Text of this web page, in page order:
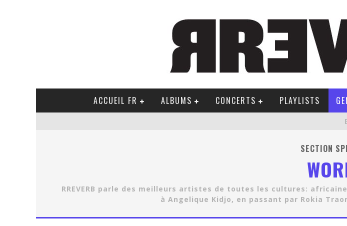
ACCUEIL FR ALBUMS CONCERTS PLAYLISTS
SECTION
RREVERB parle des meilleurs artistes de toutes les cultures:
à Angelique Kidjo, en passant par Rokia